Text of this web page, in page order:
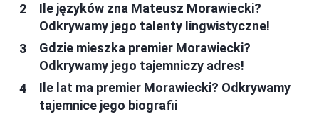
Ile języków zna Mateusz Morawiecki?
Odkrywamy jego talenty lingwistyczne!
Gdzie mieszka premier Morawiecki?
Odkrywamy jego tajemniczy adres!
Ile lat ma premier Morawiecki? Odkrywamy
tajemnice jego biografii